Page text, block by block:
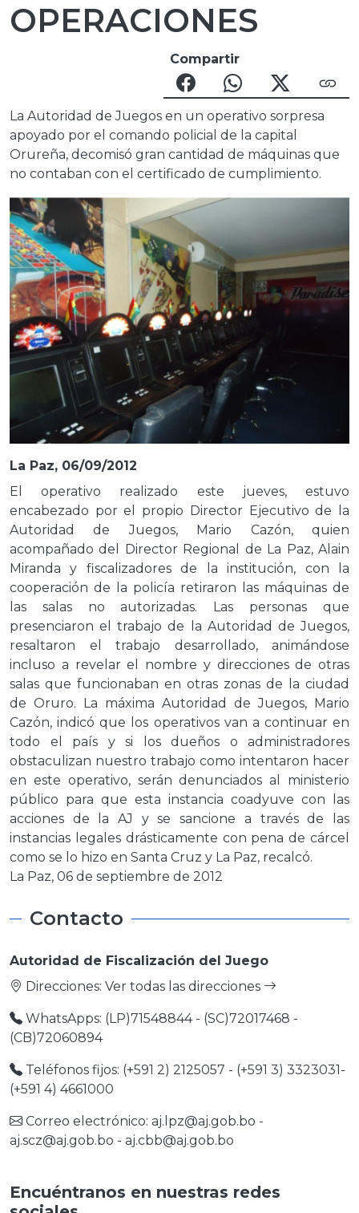
OPERACIONES
Compartir
La Autoridad de Juegos en un operativo sorpresa
apoyado por el comando policial de la capital
Orureña, decomisó gran cantidad de máquinas que
no contaban con el certificado de cumplimiento.
La Paz, 06/09/2012
El operativo realizado este jueves, estuvo
encabezado por el propio Director Ejecutivo de la
Autoridad de Juegos, Mario Cazón, quien
acompañado del Director Regional de La Paz, Alain
Miranda y fiscalizadores de la institución, con la
cooperación de la policía retiraron las máquinas de
las salas no autorizadas. Las personas que
presenciaron el trabajo de la Autoridad de Juegos,
resaltaron el trabajo desarrollado, animándose
incluso a revelar el nombre y direcciones de otras
salas que funcionaban en otras zonas de la ciudad
de Oruro. La máxima Autoridad de Juegos, Mario
Cazón, indicó que los operativos van a continuar en
todo el país y si los dueños o administradores
obstaculizan nuestro trabajo como intentaron hacer
en este operativo, serán denunciados al ministerio
público para que esta instancia coadyuve con las
acciones de la AJ y se sancione a través de las
instancias legales drásticamente con pena de cárcel
como se lo hizo en Santa Cruz y La Paz, recalcó.
La Paz, 06 de septiembre de 2012
Contacto
Autoridad de Fiscalización del Juego
Direcciones: Ver todas las direcciones
WhatsApps: (LP)71548844 - (SC)72017468 -
(CB)72060894
Teléfonos fijos: (+591 2) 2125057 - (+591 3) 3323031-
(+591 4) 4661000
Correo electrónico: aj.lpz@aj.gob.bo -
aj.scz@aj.gob.bo - aj.cbb@aj.gob.bo
Encuéntranos en nuestras redes